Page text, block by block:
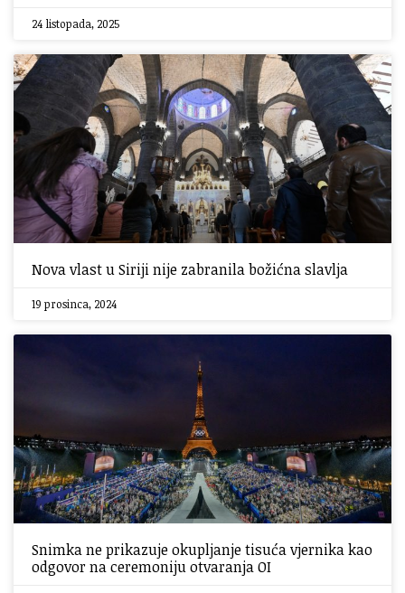
24 listopada, 2025
Nova vlast u Siriji nije zabranila božićna slavlja
19 prosinca, 2024
Snimka ne prikazuje okupljanje tisuća vjernika kao
odgovor na ceremoniju otvaranja OI